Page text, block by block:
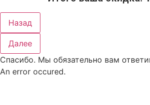
Назад
Далее
Спасибо. Мы обязательно вам
An error occured.